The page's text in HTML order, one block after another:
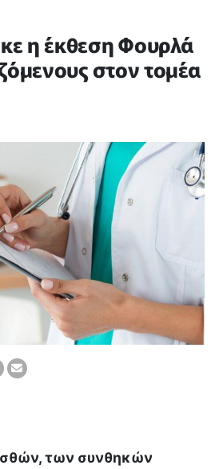
η έκθεση Φουρλά
στον τομέα
των συνθηκών